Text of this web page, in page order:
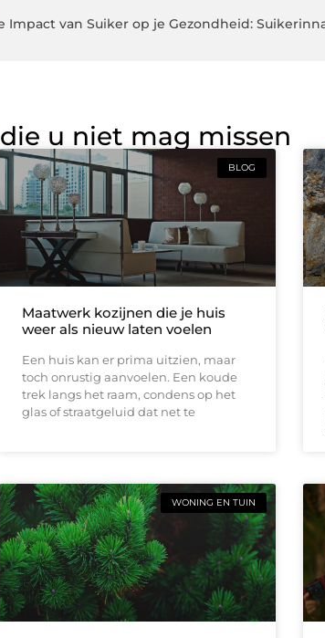
die u niet mag missen
BLOG
Maatwerk kozijnen die je huis
weer als nieuw laten voelen
Een huis kan er prima uitzien, maar
toch onrustig aanvoelen. Een koude
trek langs het raam, condens op het
glas of straatgeluid dat net te
WONING EN TUIN